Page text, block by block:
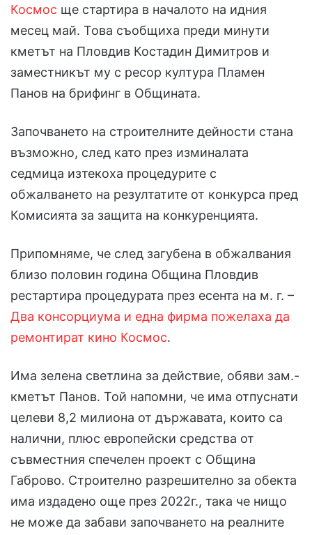
Космос ще стартира в началото на идния
месец май. Това съобщиха преди минути
кметът на Пловдив Костадин Димитров и
заместникът му с ресор култура Пламен
Панов на брифинг в Общината.
Започването на строителните дейности стана
възможно, след като през изминалата
седмица изтекоха процедурите с
обжалването на резултатите от конкурса пред
Комисията за защита на конкуренцията.
Припомняме, че след загубена в обжалвания
близо половин година Община Пловдив
рестартира процедурата през есента на м. г. –
Два консорциума и една фирма пожелаха да
ремонтират кино Космос.
Има зелена светлина за действие, обяви зам.-
кметът Панов. Той напомни, че има отпуснати
целеви 8,2 милиона от държавата, които са
налични, плюс европейски средства от
съвместния спечелен проект с Община
Габрово. Строително разрешително за обекта
има издадено още през 2022г., така че нищо
не може да забави започването на реалните